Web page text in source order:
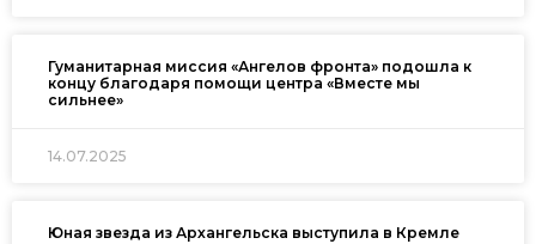
Гуманитарная миссия «Ангелов фронта» подошла к
концу благодаря помощи центра «Вместе мы
сильнее»
14.07.2025
Юная звезда из Архангельска выступила в Кремле